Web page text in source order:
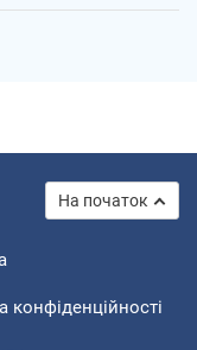
На початок
конфіденційності